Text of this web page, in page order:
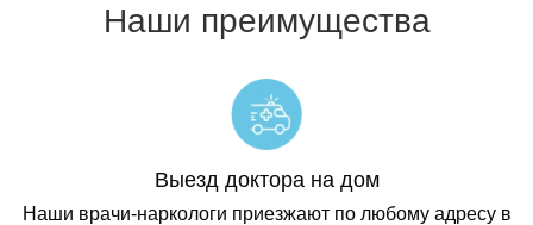
Наши преимущества
Выезд доктора на дом
Наши врачи-наркологи приезжают по любому адресу в